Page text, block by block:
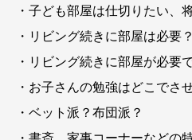
・子ども部屋は仕切りたい、
・リビング続きに部屋は必要？
・リビング続きに部屋が必要
・お子さんの勉強はどこでさ
・ベット派？布団派？